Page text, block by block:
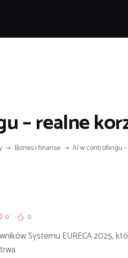
– realne
Biznes i finanse AI w controllingu
0 0
Systemu EURECA 2025,